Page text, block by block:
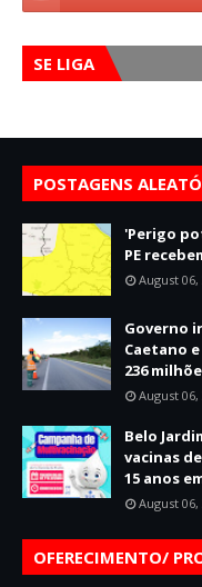
SE LIGA
POSTAGENS
'Perigo
PE
August 06,
Governo
Caetano
236
August 06,
Belo
vacinas
15 anos
August 06,
OFERECIMENTO/